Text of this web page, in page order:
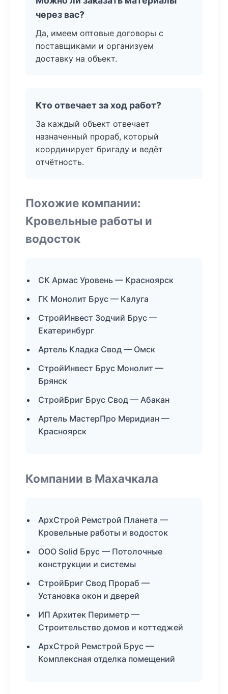
через вас?
Да, имеем оптовые договоры с
поставщиками и организуем
доставку на объект.
Кто отвечает за ход работ?
За каждый объект отвечает
назначенный прораб, который
координирует бригаду и ведёт
отчётность.
Похожие компании:
Кровельные работы и
водосток
СК Армас Уровень — Красноярск
ГК Монолит Брус — Калуга
СтройИнвест Зодчий Брус —
Екатеринбург
Артель Кладка Свод — Омск
СтройИнвест Брус Монолит —
Брянск
СтройБриг Брус Свод — Абакан
Артель МастерПро Меридиан —
Красноярск
Компании в Махачкала
АрхСтрой Ремстрой Планета —
Кровельные работы и водосток
ООО Solid Брус — Потолочные
конструкции и системы
СтройБриг Свод Прораб —
Установка окон и дверей
ИП Архитек Периметр —
Строительство домов и коттеджей
АрхСтрой Ремстрой Брус —
Комплексная отделка помещений